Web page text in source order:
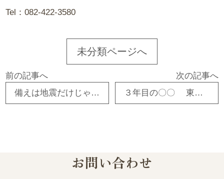
Tel：082-422-3580
未分類ページへ
前の記事へ
備えは地震だけじゃない！ 東広島市 工務店 注文住宅 古民家リフォーム
次の記事へ
３年目の〇〇 東広島市 工務店 注文住宅 古民家リフォーム
お問い合わせ